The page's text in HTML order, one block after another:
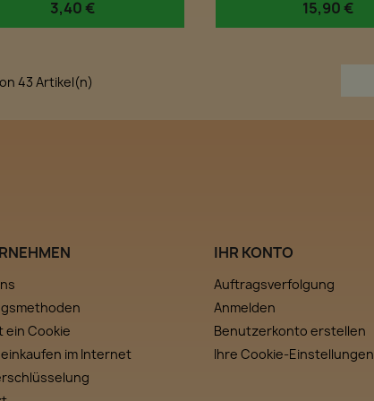
3,40 € 15,90 €
43 Artikel(n)
ein Cookie
im Internet
IHR KONTO
Auftragsverfolgung
Anmelden
Benutzerkonto erstellen
Ihre Cookie-Einstellungen